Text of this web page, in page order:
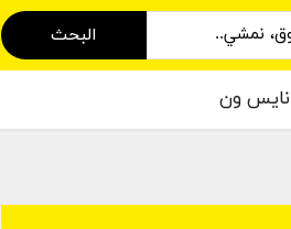
البحث
نايس ون